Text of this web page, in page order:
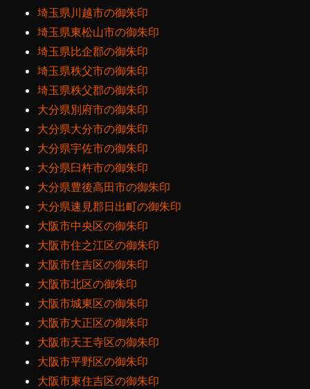
埼玉県川越市の御朱印
埼玉県東松山市の御朱印
埼玉県比企郡の御朱印
埼玉県秩父市の御朱印
埼玉県秩父郡の御朱印
大分県別府市の御朱印
大分県大分市の御朱印
大分県宇佐市の御朱印
大分県臼杵市の御朱印
大分県豊後高田市の御朱印
大分県速見郡日出町の御朱印
大阪市中央区の御朱印
大阪市住之江区の御朱印
大阪市住吉区の御朱印
大阪市北区の御朱印
大阪市城東区の御朱印
大阪市大正区の御朱印
大阪市天王寺区の御朱印
大阪市平野区の御朱印
大阪市東住吉区の御朱印